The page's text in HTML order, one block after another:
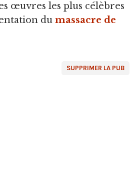
œuvres les plus célèbres
du massacre de
SUPPRIMER LA PUB